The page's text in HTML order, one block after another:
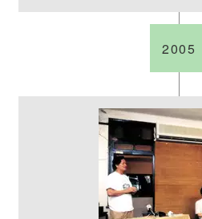
2005